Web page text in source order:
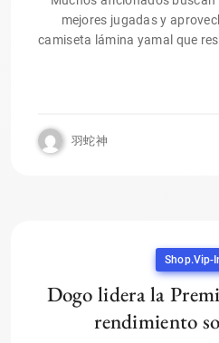
mejores jugadas y
camiseta lámina yamal que
羽蛇神
Shop.vip-
Dogo lidera la
rendimiento